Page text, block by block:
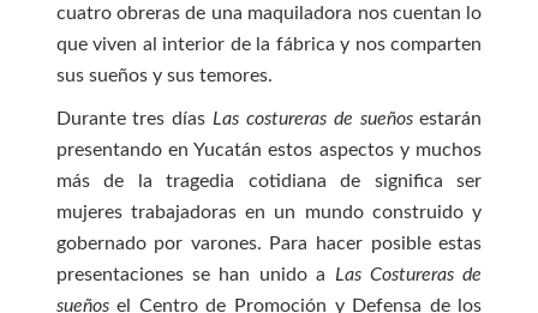
cuatro obreras de una maquiladora nos cuentan lo
que viven al interior de la fábrica y nos comparten
sus sueños y sus temores.
Durante tres días Las costureras de sueñosestarán
presentando en Yucatán estos aspectos y muchos
más de la tragedia cotidiana de significa ser
mujeres trabajadoras en un mundo construido y
gobernado por varones. Para hacer posible estas
presentaciones se han unido a Las Costureras de
sueñosel Centro de Promoción y Defensa de los